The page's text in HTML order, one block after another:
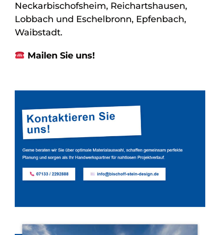
Neckarbischofsheim, Reichartshausen,
Lobbach und Eschelbronn, Epfenbach,
Waibstadt.
Mailen Sie uns!